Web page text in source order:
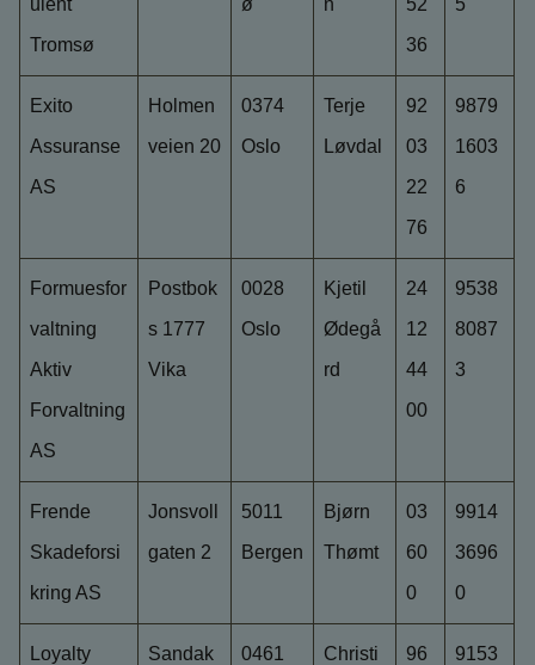
ulent
Tromsø
ø n
52
36
5
Exito
Assuranse
AS
Holmen
veien 20
0374
Oslo
Terje
Løvdal
92
03
22
76
9879
1603
6
Formuesfor
valtning
Aktiv
Forvaltning
AS
Postbok
s 1777
Vika
0028
Oslo
Kjetil
Ødegå
rd
24
12
44
00
9538
8087
3
Frende
Skadeforsi
kring AS
Jonsvoll
gaten 2
5011
Bergen
Bjørn
Thømt
03
60
0
9914
3696
0
Loyalty
Sandak
0461
Christi
96
9153